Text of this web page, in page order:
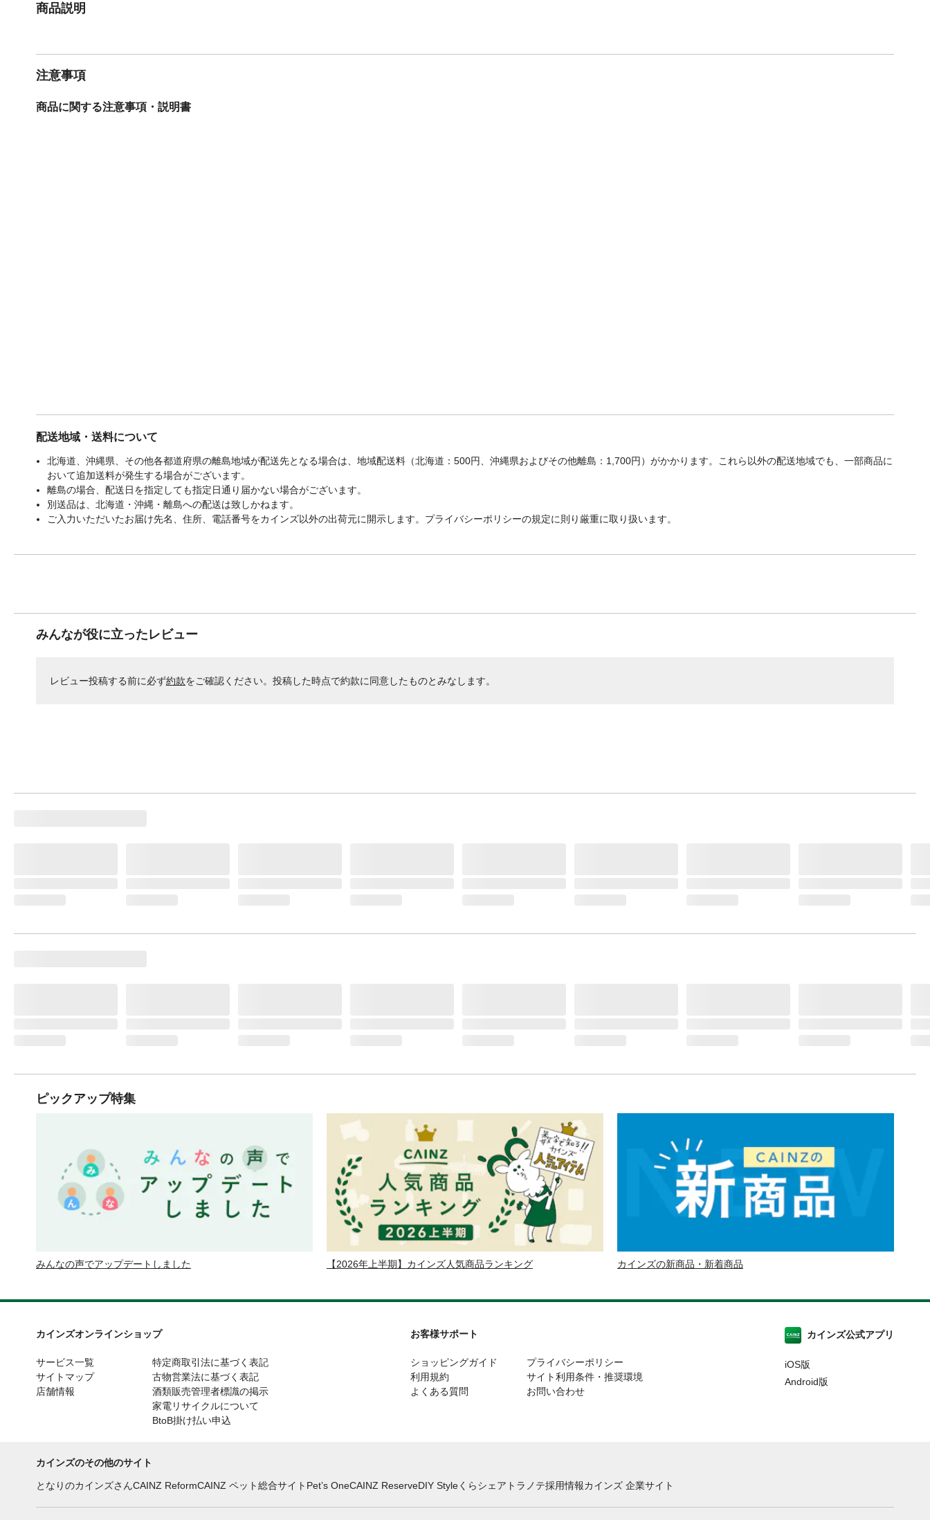
商品説明
注意事項
商品に関する注意事項・説明書
配送地域・送料について
北海道、沖縄県、その他各都道府県の離島地域が配送先となる場合は、地域配送料（北海道：500円、沖縄県およびその他離島：1,700円）がかかります。これら以外の配送地域でも、一部商品に
おいて追加送料が発生する場合がございます。
離島の場合、配送日を指定しても指定日通り届かない場合がございます。
別送品は、北海道・沖縄・離島への配送は致しかねます。
ご入力いただいたお届け先名、住所、電話番号をカインズ以外の出荷元に開示します。プライバシーポリシーの規定に則り厳重に取り扱います。
みんなが役に立ったレビュー
レビュー投稿する前に必ず約款をご確認ください。投稿した時点で約款に同意したものとみなします。
ピックアップ特集
みんなの声でアップデートしました 【2026年上半期】カインズ人気商品ランキング カインズの新商品・新着商品
カインズオンラインショップ
サービス一覧
サイトマップ
店舗情報
特定商取引法に基づく表記
古物営業法に基づく表記
酒類販売管理者標識の掲示
家電リサイクルについて
BtoB掛け払い申込
お客様サポート
ショッピングガイド
利用規約
よくある質問
プライバシーポリシー
サイト利用条件・推奨環境
お問い合わせ
カインズ公式アプリ
iOS版
Android版
カインズのその他のサイト
となりのカインズさんCAINZ ReformCAINZ ペット総合サイト Pet’s OneCAINZ ReserveDIY Styleくらシェア トラノテ採用情報カインズ 企業サイト